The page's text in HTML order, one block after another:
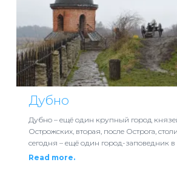
Дубно
Дубно – ещё один крупный город
Острожских, вторая, после Острога,
сегодня – ещё один город-заповедник
Read more.